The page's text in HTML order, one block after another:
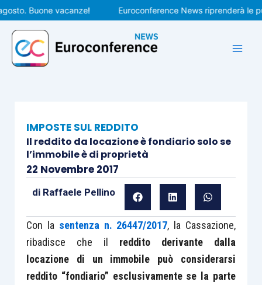
Vai
al
contenuto
Buone vacanze! Euroconference News riprenderà le
IMPOSTE SUL REDDITO
Il reddito da locazione è fondiario solo se
l’immobile è di proprietà
22 Novembre 2017
di Raffaele Pellino
Con la sentenza n. 26447/2017, la Cassazione,
ribadisce che il reddito derivante dalla
locazione di un immobile può considerarsi
reddito “fondiario” esclusivamente se la parte